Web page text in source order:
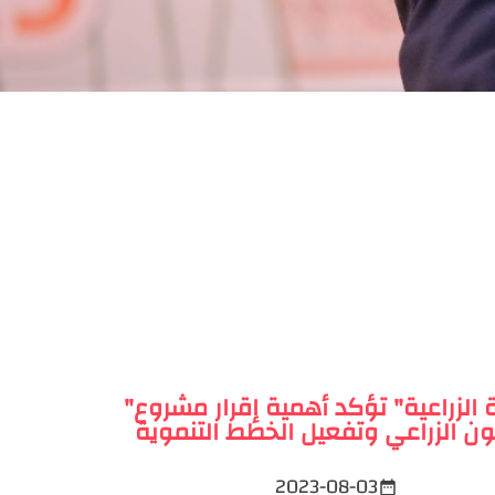
"الإغاثة الزراعية" تؤكد أهمية إقرار مشروع
الزراعي وتفعيل الخطط التنموية
2023-08-03date_range